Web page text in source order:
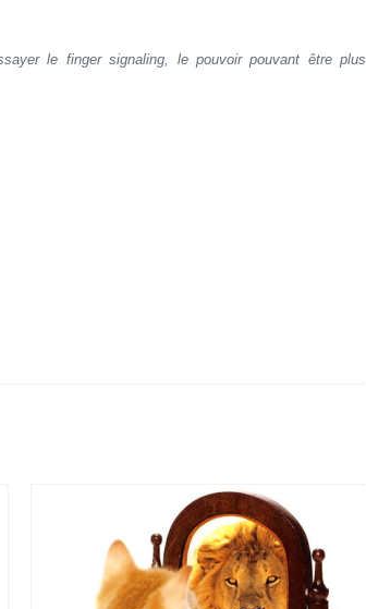
le finger signaling, le pouvoir pouvant être plus